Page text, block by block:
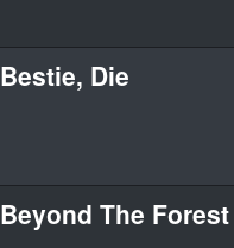
Bestie, Die
Beyond The Forest